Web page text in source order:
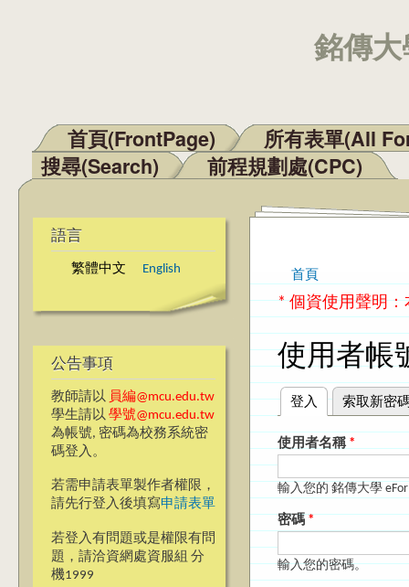
銘傳
主選單
首頁(FrontPage)
所有表單(All
搜尋(Search)
前程規劃處(CPC)
語言
繁體中文 English
公告事項
教師請以 員編@mcu.edu.tw
學生請以 學號@mcu.edu.tw
為帳號, 密碼為校務系統密
碼登入。
若需申請表單製作者權限，
請先行登入後填寫申請表單
若登入有問題或是權限有問
題，請洽資網處資服組 分
機1999
您在這裡
首頁
* 個資使用聲明
使用者帳
主要索引標籤
登入 (作用中頁籤)
索取新密
使用者名稱 *
輸入您的 銘傳大學
密碼 *
輸入您的密碼。